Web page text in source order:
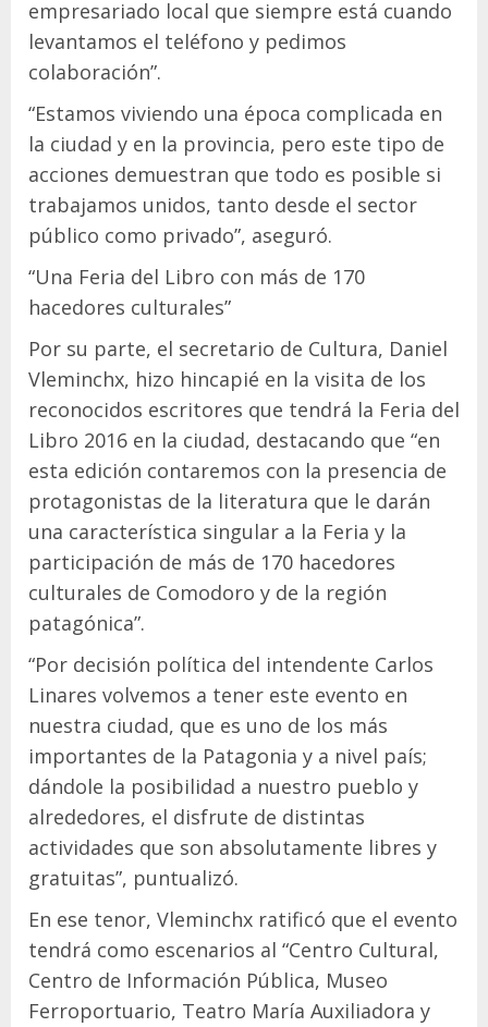
empresariado local que siempre está cuando
levantamos el teléfono y pedimos
colaboración”.
“Estamos viviendo una época complicada en
la ciudad y en la provincia, pero este tipo de
acciones demuestran que todo es posible si
trabajamos unidos, tanto desde el sector
público como privado”, aseguró.
“Una Feria del Libro con más de 170
hacedores culturales”
Por su parte, el secretario de Cultura, Daniel
Vleminchx, hizo hincapié en la visita de los
reconocidos escritores que tendrá la Feria del
Libro 2016 en la ciudad, destacando que “en
esta edición contaremos con la presencia de
protagonistas de la literatura que le darán
una característica singular a la Feria y la
participación de más de 170 hacedores
culturales de Comodoro y de la región
patagónica”.
“Por decisión política del intendente Carlos
Linares volvemos a tener este evento en
nuestra ciudad, que es uno de los más
importantes de la Patagonia y a nivel país;
dándole la posibilidad a nuestro pueblo y
alrededores, el disfrute de distintas
actividades que son absolutamente libres y
gratuitas”, puntualizó.
En ese tenor, Vleminchx ratificó que el evento
tendrá como escenarios al “Centro Cultural,
Centro de Información Pública, Museo
Ferroportuario, Teatro María Auxiliadora y